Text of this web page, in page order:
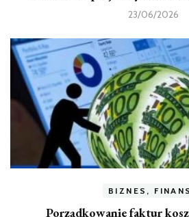
23/06/2026
BIZNES,
Porządkowanie faktur